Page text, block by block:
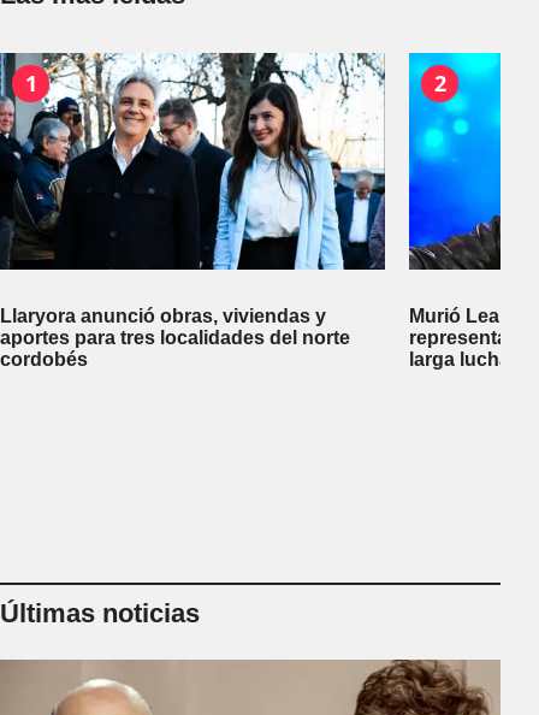
1
Llaryora anunció obras, viviendas y
aportes para tres localidades del norte
cordobés
2
Murió
larga lucha
Últimas noticias